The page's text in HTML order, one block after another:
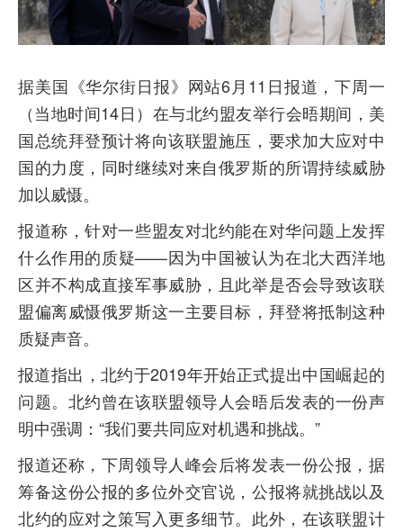
据美国《华尔街日报》网站6月11日报道，下周一
（当地时间14日）在与北约盟友举行会晤期间，美
国总统拜登预计将向该联盟施压，要求加大应对中
国的力度，同时继续对来自俄罗斯的所谓持续威胁
加以威慑。
报道称，针对一些盟友对北约能在对华问题上发挥
什么作用的质疑——因为中国被认为在北大西洋地
区并不构成直接军事威胁，且此举是否会导致该联
盟偏离威慑俄罗斯这一主要目标，拜登将抵制这种
质疑声音。
报道指出，北约于2019年开始正式提出中国崛起的
问题。北约曾在该联盟领导人会晤后发表的一份声
明中强调：“我们要共同应对机遇和挑战。”
报道还称，下周领导人峰会后将发表一份公报，据
筹备这份公报的多位外交官说，公报将就挑战以及
北约的应对之策写入更多细节。此外，在该联盟计